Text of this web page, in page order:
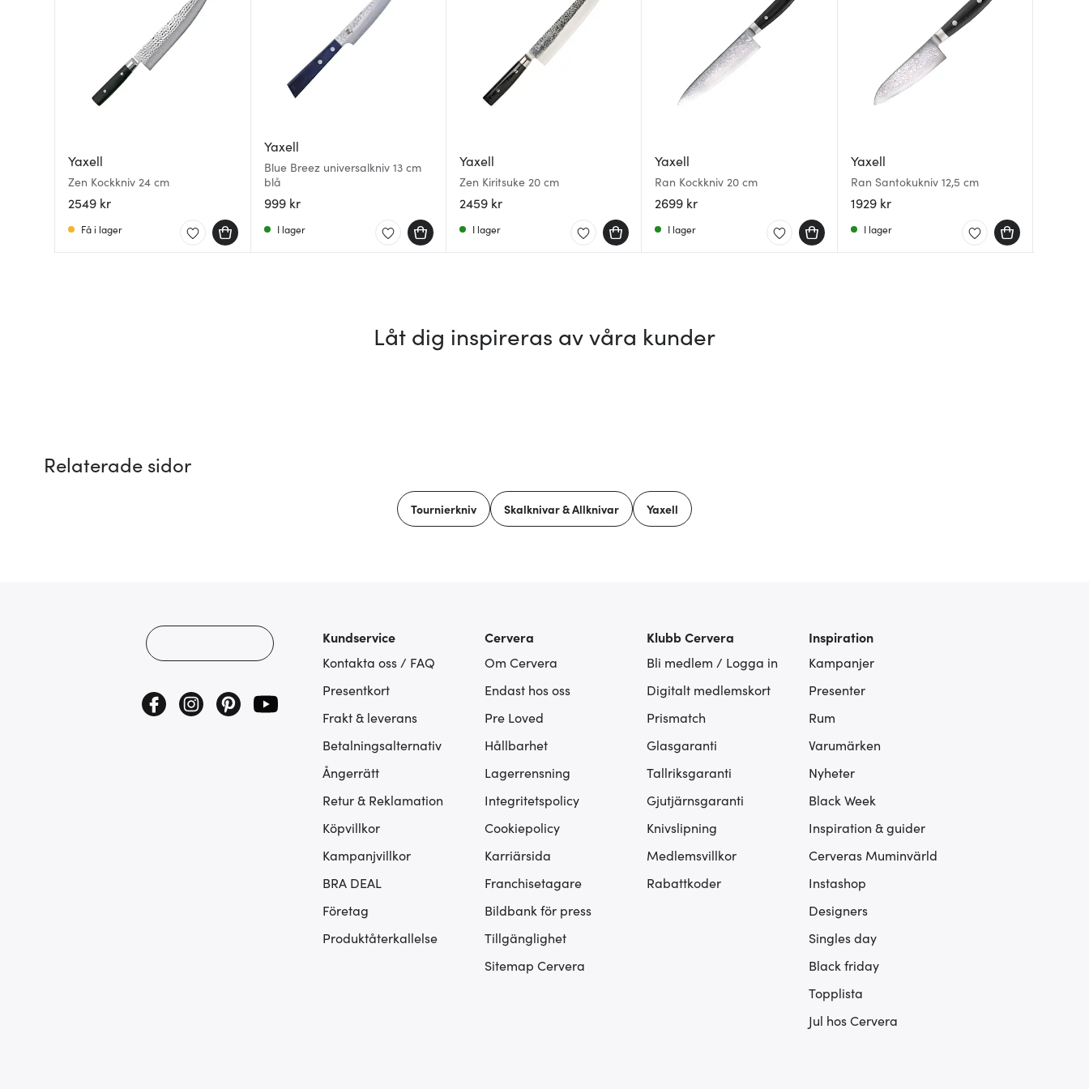
Yaxell
Zen Kockkniv 24 cm
2549 kr
Få i lager
Yaxell
Blue Breez universalkniv 13 cm
blå
999 kr
I lager
Yaxell
Zen Kiritsuke 20 cm
2459 kr
I lager
Yaxell
Ran Kockkniv 20 cm
2699 kr
I lager
Yaxell
Ran Santokukniv 12,5 cm
1929 kr
I lager
Låt dig inspireras av våra kunder
Relaterade sidor
Tournierkniv Skalknivar & Allknivar Yaxell
Kundservice
Kontakta oss / FAQ
Presentkort
Frakt & leverans
Betalningsalternativ
Ångerrätt
Retur & Reklamation
Köpvillkor
Kampanjvillkor
BRA DEAL
Företag
Produktåterkallelse
Cervera
Om Cervera
Endast hos oss
Pre Loved
Hållbarhet
Lagerrensning
Integritetspolicy
Cookiepolicy
Karriärsida
Franchisetagare
Bildbank för press
Tillgänglighet
Sitemap Cervera
Klubb Cervera
Bli medlem / Logga in
Digitalt medlemskort
Prismatch
Glasgaranti
Tallriksgaranti
Gjutjärnsgaranti
Knivslipning
Medlemsvillkor
Rabattkoder
Inspiration
Kampanjer
Presenter
Rum
Varumärken
Nyheter
Black Week
Inspiration & guider
Cerveras Muminvärld
Instashop
Designers
Singles day
Black friday
Topplista
Jul hos Cervera